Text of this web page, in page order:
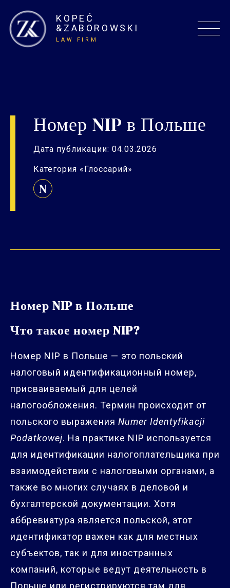
KOPEĆ
&ZABOROWSKI
LAW FIRM
Номер NIP в Польше
Дата публикации: 04.03.2026
Категория «Глоссарий»
N
Номер NIP в Польше
Что такое номер NIP?
Номер NIP в Польше — это польский
налоговый идентификационный номер,
присваиваемый для целей
налогообложения. Термин происходит от
польского выражения Numer Identyfikacji
Podatkowej. На практике NIP используется
для идентификации налогоплательщика при
взаимодействии с налоговыми органами, а
также во многих случаях в деловой и
бухгалтерской документации. Хотя
аббревиатура является польской, этот
идентификатор важен как для местных
субъектов, так и для иностранных
компаний, которые ведут деятельность в
Польше или регистрируются там для